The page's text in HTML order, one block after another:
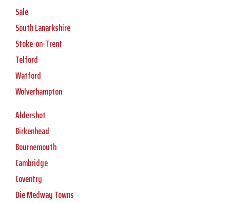
Sale
South Lanarkshire
Stoke-on-Trent
Telford
Watford
Wolverhampton
Aldershot
Birkenhead
Bournemouth
Cambridge
Coventry
Die Medway Towns